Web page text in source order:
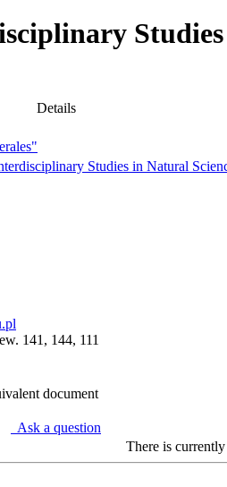
Details
Studies in Natural
141, 144, 111
document
Ask a question
There is